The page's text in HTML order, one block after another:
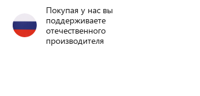
Покупая у нас вы
поддерживаете
отечественного
производителя